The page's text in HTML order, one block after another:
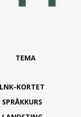
TEMA
LNK-KORTET
SPRÅKKURS